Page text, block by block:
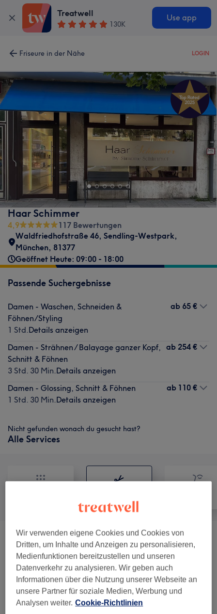
Treatwell
130K
Use app
Friseure in der Nähe LOGIN
Haar Schimmer
4,9
117 Bewertungen
Waldfriedhofstraße 46, Sendling-Westpark,
München, 81377
Geöffnet Heute: 09:00 - 18:00
Passende Suchergebnisse
Damen - Waschen, Schneiden &
Föhnen/Styling
1 Std.Details anzeigen
ab 65 €
Damen - Strähnen / Balayage ganzer Kopf,
Schnitt & Föhnen
3 Std. 30 Min.Details anzeigen
ab 254 €
Damen - Glossing, Schnitt & Föhnen
1 Std. 30 Min.Details anzeigen
ab 110 €
Nicht gefunden wonach du gesucht hast?
Alle Services
Damen - Haarschnitte & Stylings (3) ab 37 €
Damen - Farbe & Coloration ( 14) ab 82 €
Herren - Haarschnitte & Stylings (2 ) ab 20 €
Wir verwenden eigene Cookies und Cookies von
Dritten, um Inhalte und Anzeigen zu personalisieren,
Medienfunktionen bereitzustellen und unseren
Datenverkehr zu analysieren. Wir geben auch
Informationen über die Nutzung unserer Webseite an
unsere Partner für soziale Medien, Werbung und
Analysen weiter. Cookie-Richtlinien